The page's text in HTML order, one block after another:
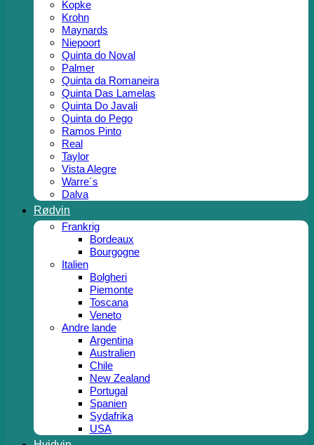
Kopke
Krohn
Maynards
Niepoort
Quinta do Noval
Palmer
Quinta da Romaneira
Quinta Das Lamelas
Quinta Do Javali
Quinta do Pego
Ramos Pinto
Real
Taylor
Vista Alegre
Warre´s
Dalva
Rødvin
Frankrig
Bordeaux
Bourgogne
Italien
Bolgheri
Piemonte
Toscana
Veneto
Andre lande
Argentina
Australien
Chile
New Zealand
Portugal
Spanien
Sydafrika
USA